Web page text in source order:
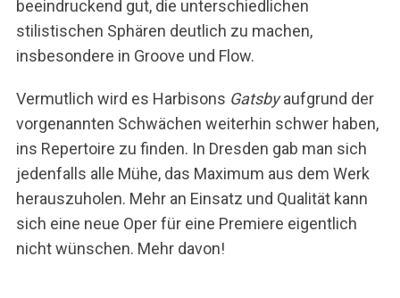
beeindruckend gut, die unterschiedlichen
stilistischen Sphären deutlich zu machen,
insbesondere in Groove und Flow.
Vermutlich wird es Harbisons Gatsbyaufgrund der
vorgenannten Schwächen weiterhin schwer haben,
ins Repertoire zu finden. In Dresden gab man sich
jedenfalls alle Mühe, das Maximum aus dem Werk
herauszuholen. Mehr an Einsatz und Qualität kann
sich eine neue Oper für eine Premiere eigentlich
nicht wünschen. Mehr davon!